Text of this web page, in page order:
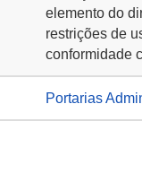
elemento do
restrições de
conformidade
Portarias